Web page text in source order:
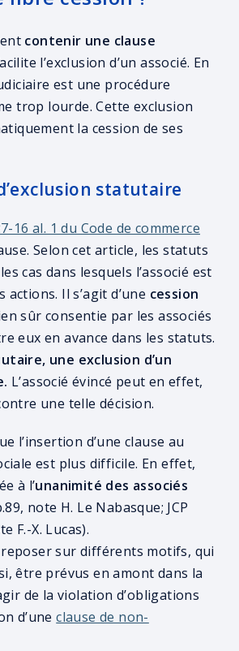
contenir une clause
l’exclusion d’un associé. En
est une procédure
trop lourde. Cette exclusion
la cession de ses
statutaire
16 al. 1 du Code de commerce
Selon cet article, les statuts
cas dans lesquels l’associé est
actions. Il s’agit d’une cession
sûr consentie par les associés
eux en avance dans les statuts.
une exclusion d’un
L’associé évincé peut en effet,
une telle décision.
l’insertion d’une clause au
est plus difficile. En effet,
à l’unanimité des associés
note H. Le Nabasque; JCP
F.-X. Lucas).
reposer sur différents motifs, qui
être prévus en amont dans la
de la violation d’obligations
d’uneclause de non-